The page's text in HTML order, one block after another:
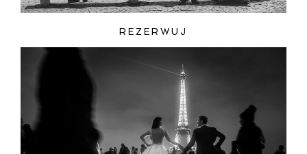
REZERWUJ